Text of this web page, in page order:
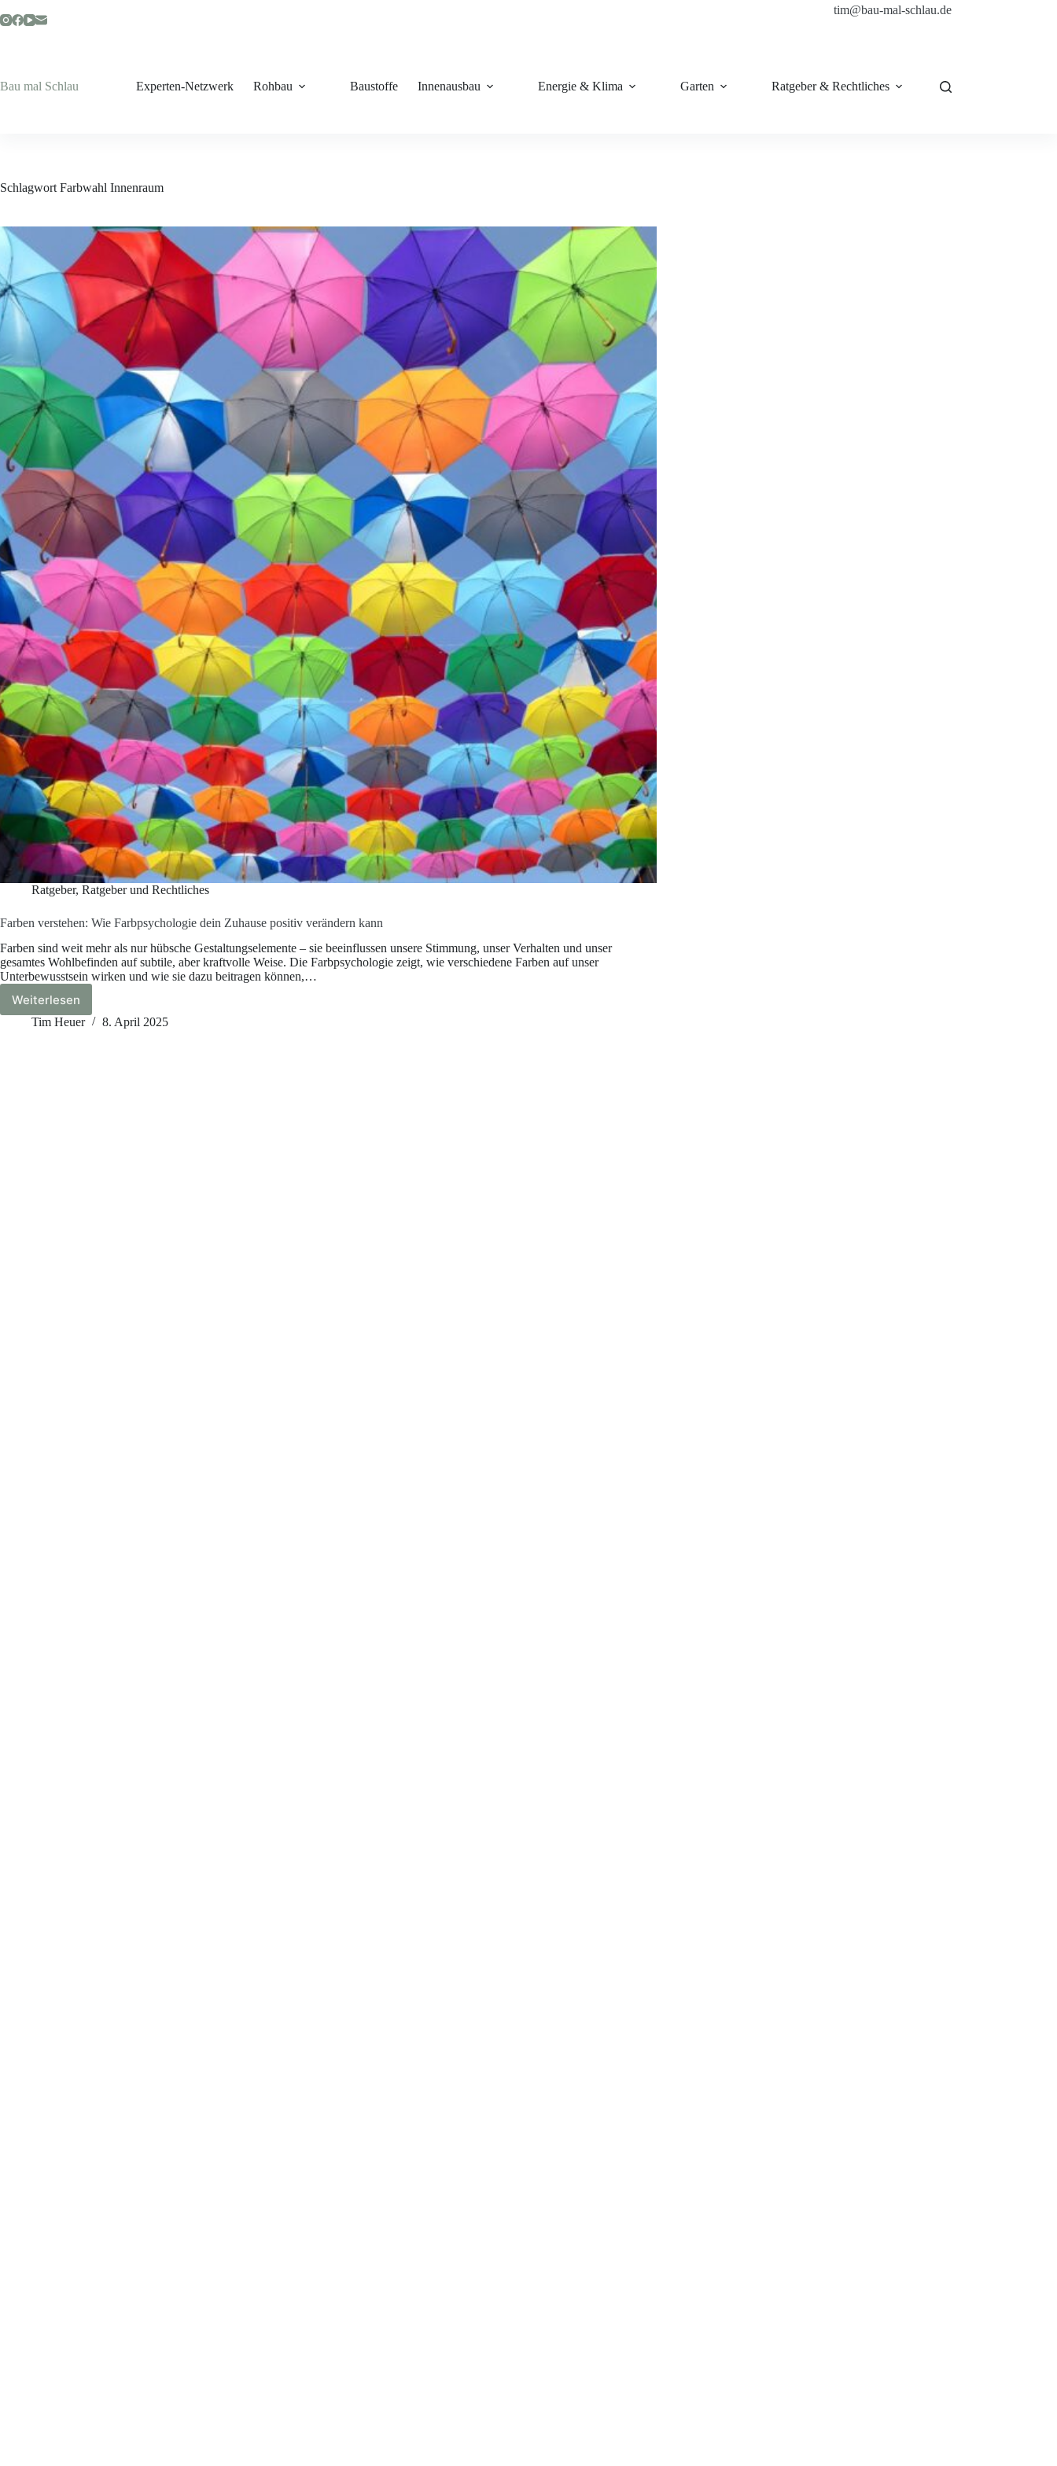
Inhalt
tim@bau-mal-schlau.de
Bau mal Schlau Experten-Netzwerk Rohbau Baustoffe Innenausbau Energie & Klima Garten Ratgeber & Rechtliches Shop
Schlagwort Farbwahl Innenraum
Ratgeber, Ratgeber und Rechtliches
Farben verstehen: Wie Farbpsychologie dein Zuhause positiv verändern kann
Farben sind weit mehr als nur hübsche Gestaltungselemente – sie beeinflussen unsere Stimmung, unser Verhalten und unser
gesamtes Wohlbefinden auf subtile, aber kraftvolle Weise. Die Farbpsychologie zeigt, wie verschiedene Farben auf unser
Unterbewusstsein wirken und wie sie dazu beitragen können,…
Weiterlesen
Farben
verstehen:
Tim Heuer 8. April 2025